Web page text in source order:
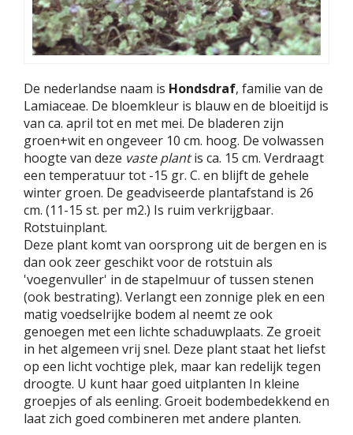
De nederlandse naam is Hondsdraf, familie van de
Lamiaceae. De bloemkleur is blauw en de bloeitijd is
van ca. april tot en met mei. De bladeren zijn
groen+wit en ongeveer 10 cm. hoog. De volwassen
hoogte van deze vaste plantis ca. 15 cm. Verdraagt
een temperatuur tot -15 gr. C. en blijft de gehele
winter groen. De geadviseerde plantafstand is 26
cm. (11-15 st. per m2.) Is ruim verkrijgbaar.
Rotstuinplant.
Deze plant komt van oorsprong uit de bergen en is
dan ook zeer geschikt voor de rotstuin als
'voegenvuller' in de stapelmuur of tussen stenen
(ook bestrating). Verlangt een zonnige plek en een
matig voedselrijke bodem al neemt ze ook
genoegen met een lichte schaduwplaats. Ze groeit
in het algemeen vrij snel. Deze plant staat het liefst
op een licht vochtige plek, maar kan redelijk tegen
droogte. U kunt haar goed uitplanten In kleine
groepjes of als eenling. Groeit bodembedekkend en
laat zich goed combineren met andere planten.